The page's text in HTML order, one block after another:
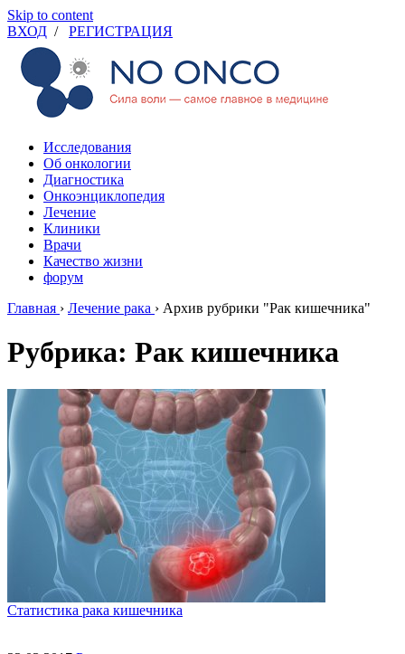
Skip to content
ВХОД / РЕГИСТРАЦИЯ
Исследования
Об онкологии
Диагностика
Онкоэнциклопедия
Лечение
Клиники
Врачи
Качество жизни
форум
Главная › Лечение рака › Архив рубрики "Рак кишечника"
Рубрика: Рак кишечника
Статистика рака кишечника